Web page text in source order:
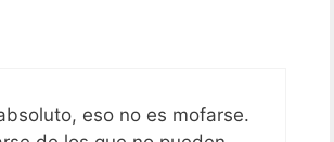
eso no es mofarse.